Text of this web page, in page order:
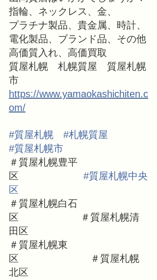
指輪、ネックレス、金、
プラチナ製品、貴金属、時計、
電化製品、ブランド品、その他
高価質入れ、高価買取
質屋札幌　札幌質屋　質屋札幌
市
https://www.yamaokashichiten.c
om/
#質屋札幌
#札幌質屋
#質屋札幌市
＃質屋札幌豊平
区 #質屋札幌中央
区
＃質屋札幌白石
区　　　　　　 ＃質屋札幌清
田区
＃質屋札幌東
区　　　　　　　 ＃質屋札幌
北区